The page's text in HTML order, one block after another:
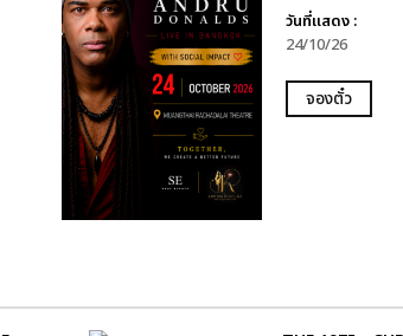
วันที่แสดง :
24/10/26
จองตั๋ว